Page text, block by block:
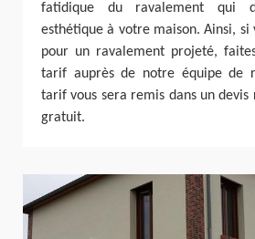
fatidique du ravalement qui
esthétique à votre maison. Ainsi, si
pour un ravalement projeté,
tarif auprès de notre équipe de
tarif vous sera remis dans un
gratuit.